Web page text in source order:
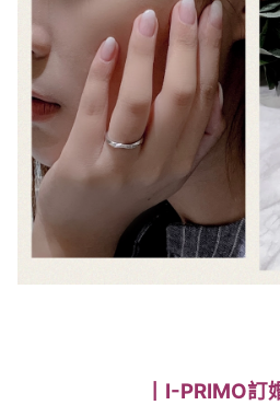
丨I-PRIMO訂